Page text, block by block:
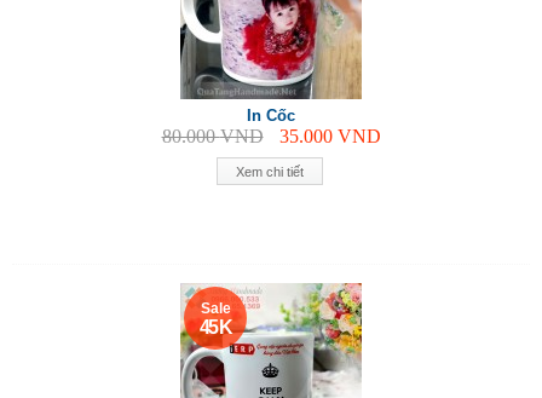
Xem chi tiết
In Cốc
80.000VND 35.000 VND
Sale
45 K